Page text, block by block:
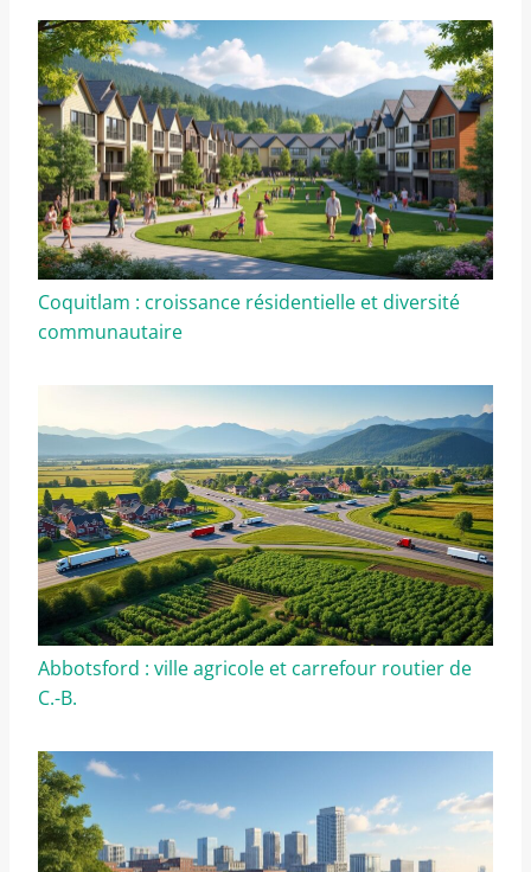
Coquitlam : croissance résidentielle et diversité
communautaire
Abbotsford : ville agricole et carrefour routier de
C.-B.